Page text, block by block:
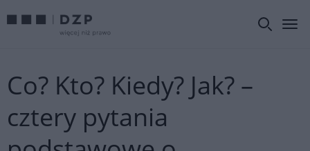
Co? Kto? Kiedy? Jak? –
cztery pytania